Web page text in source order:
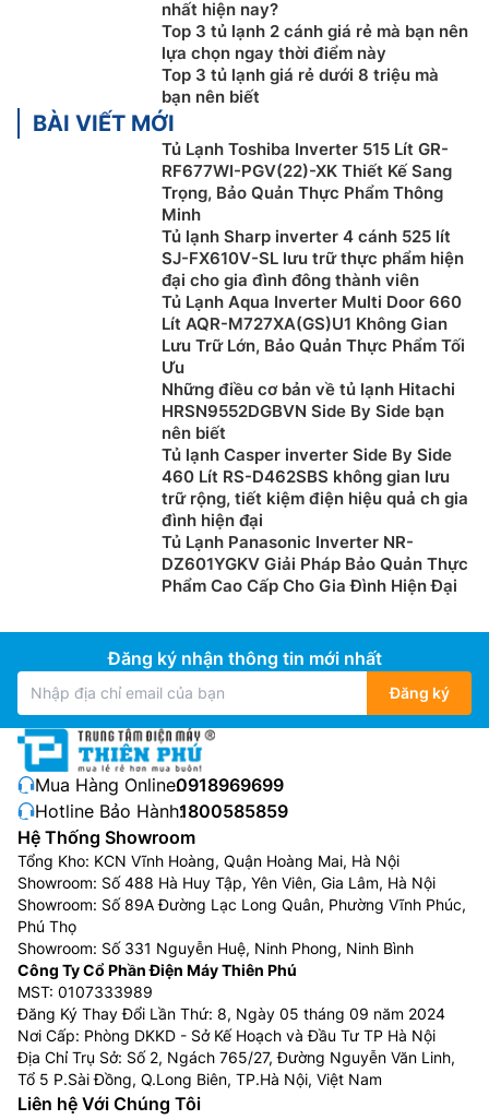
Tủ lạnh Samsung ngăn đá trên
RT25M4032BU/SV này được trang bị ngăn đông mềm
-1 độ C, có khả năng bảo quản thịt cá trong ngày mà
vẫn giữa được độ tươi ngon. Với ngăn đông mềm
người dùng sẽ không còn mất nhiều thời gian chờ đợi
rã đông thực phẩm trước khi chế biến như ở ngăn
Ngăn rau quả cân bằng độ ẩm BIG BOX
tốt nhất, bảo quản hiệu quả rau củ, trái cây, giúp
chúng tươi ngon lâu hơn. Khi độ ẩm xuống dưới mức
thông thường, ngăn sẽ hạn chế hơi ẩm thoát ra ngoài.
Và ngược lại, khi độ ẩm lên quá cao hơn mức bình
thường, ngăn sẽ thoát bớt khí để duy trì độ ẩm.
Bộ lọc than hoạt tính Deodorizer
nhất hiện nay?
Top 3 tủ lạnh 2 cánh giá rẻ mà bạn nên
lựa chọn ngay thời điểm này
Top 3 tủ lạnh giá rẻ dưới 8 triệu mà
bạn nên biết
BÀI VIẾT MỚI
Tủ Lạnh Toshiba Inverter 515 Lít GR-
RF677WI-PGV(22)-XK Thiết Kế Sang
Trọng, Bảo Quản Thực Phẩm Thông
Minh
Tủ lạnh Sharp inverter 4 cánh 525 lít
SJ-FX610V-SL lưu trữ thực phẩm hiện
đại cho gia đình đông thành viên
Tủ Lạnh Aqua Inverter Multi Door 660
Lít AQR-M727XA(GS)U1 Không Gian
Lưu Trữ Lớn, Bảo Quản Thực Phẩm Tối
Ưu
Những điều cơ bản về tủ lạnh Hitachi
HRSN9552DGBVN Side By Side bạn
nên biết
Tủ lạnh Casper inverter Side By Side
460 Lít RS-D462SBS không gian lưu
trữ rộng, tiết kiệm điện hiệu quả ch gia
đình hiện đại
Tủ Lạnh Panasonic Inverter NR-
DZ601YGKV Giải Pháp Bảo Quản Thực
Phẩm Cao Cấp Cho Gia Đình Hiện Đại
Đăng ký nhận thông tin mới nhất
Đăng ký
Mua Hàng Online:0918969699
Hotline Bảo Hành:1800585859
Hệ Thống Showroom
Tổng Kho: KCN Vĩnh Hoàng, Quận Hoàng Mai, Hà Nội
Showroom: Số 488 Hà Huy Tập, Yên Viên, Gia Lâm, Hà Nội
Showroom: Số 89A Đường Lạc Long Quân, Phường Vĩnh Phúc,
Phú Thọ
Showroom: Số 331 Nguyễn Huệ, Ninh Phong, Ninh Bình
Công Ty Cổ Phần Điện Máy Thiên Phú
MST: 0107333989
Đăng Ký Thay Đổi Lần Thứ: 8, Ngày 05 tháng 09 năm 2024
Nơi Cấp: Phòng DKKD - Sở Kế Hoạch và Đầu Tư TP Hà Nội
Địa Chỉ Trụ Sở: Số 2, Ngách 765/27, Đường Nguyễn Văn Linh,
Tổ 5 P.Sài Đồng, Q.Long Biên, TP.Hà Nội, Việt Nam
Liên hệ Với Chúng Tôi